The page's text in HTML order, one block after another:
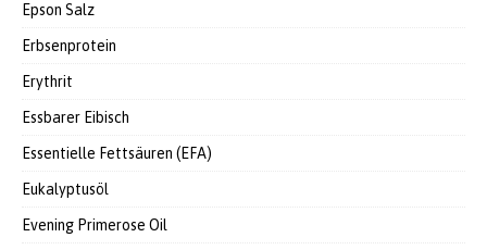
Epson Salz
Erbsenprotein
Erythrit
Essbarer Eibisch
Essentielle Fettsäuren (EFA)
Eukalyptusöl
Evening Primerose Oil